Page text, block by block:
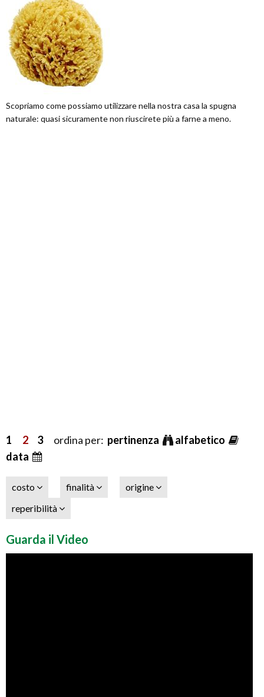
Scopriamo come possiamo utilizzare nella nostra casa la spugna
naturale: quasi sicuramente non riuscirete più a farne a meno.
1 2 3ordina per: pertinenza
alfabetico
data
costo finalità
origine
reperibilità
Guarda il Video